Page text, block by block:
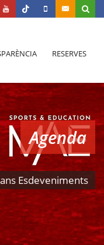
RESERVES
Agenda
Esdeveniments